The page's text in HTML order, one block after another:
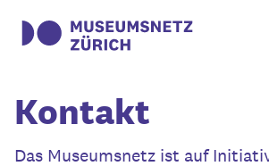
Kontakt
Das Museumsnetz ist auf